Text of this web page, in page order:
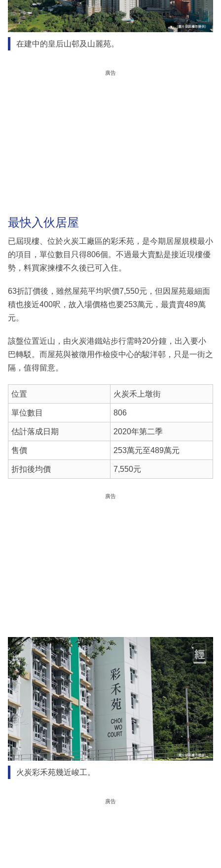
在建中的皇后山邨及山麗苑。
廣告
最快入伙居屋
已屆現樓、位於火炭工廠區的彩禾苑，是今期居屋規模最小
的項目，單位數目只得806個。不過最大賣點是接近現樓優
勢，料買家揀樓不久後已可入住。
63折訂價後，雖然屋苑平均呎價7,550元，但因屋苑最細面
積也接近400呎，故入場價格也要253萬元，最貴賣489萬
元。
該盤位置近山，由火炭港鐵站步行需時20分鐘，出入要小
巴轉駁。而屋苑與被徵用作檢疫中心的駿洋邨，只是一街之
隔，值得留意。
位置 火炭禾上墩街
單位數目 806
估計落成日期 2020年第二季
售價 253萬元至489萬元
折扣後均價 7,550元
廣告
火炭彩禾苑幾近峻工。
廣告